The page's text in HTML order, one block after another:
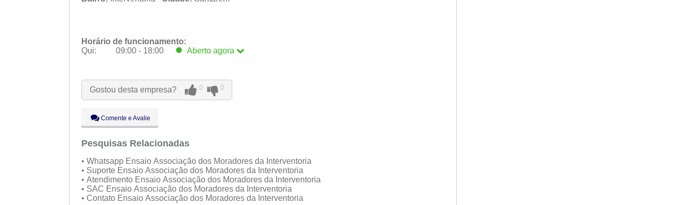
Horário de funcionamento:
Qui:
09:00 - 18:00 Aberto agora
Qua:
09:00 - 18:00
Qui:
09:00 - 18:00 Abertoagora
Sáb:
Dom:
Fechado
Gostou desta empresa? 0 0
Comente e Avalie
Pesquisas Relacionadas
• Whatsapp Ensaio Associação dos Moradores da Interventoria
• Suporte Ensaio Associação dos Moradores da Interventoria
• Atendimento Ensaio Associação dos Moradores da Interventoria
• SAC Ensaio Associação dos Moradores da Interventoria
• Contato Ensaio Associação dos Moradores da Interventoria